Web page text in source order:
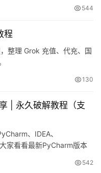
最新PyCharm版本破解成功
544
程
整理 Grok 充值、代充、国
130
| 永久破解教程（支
、IDEA、
家看看最新PyCharm版本
激活至2099年。 这个
542